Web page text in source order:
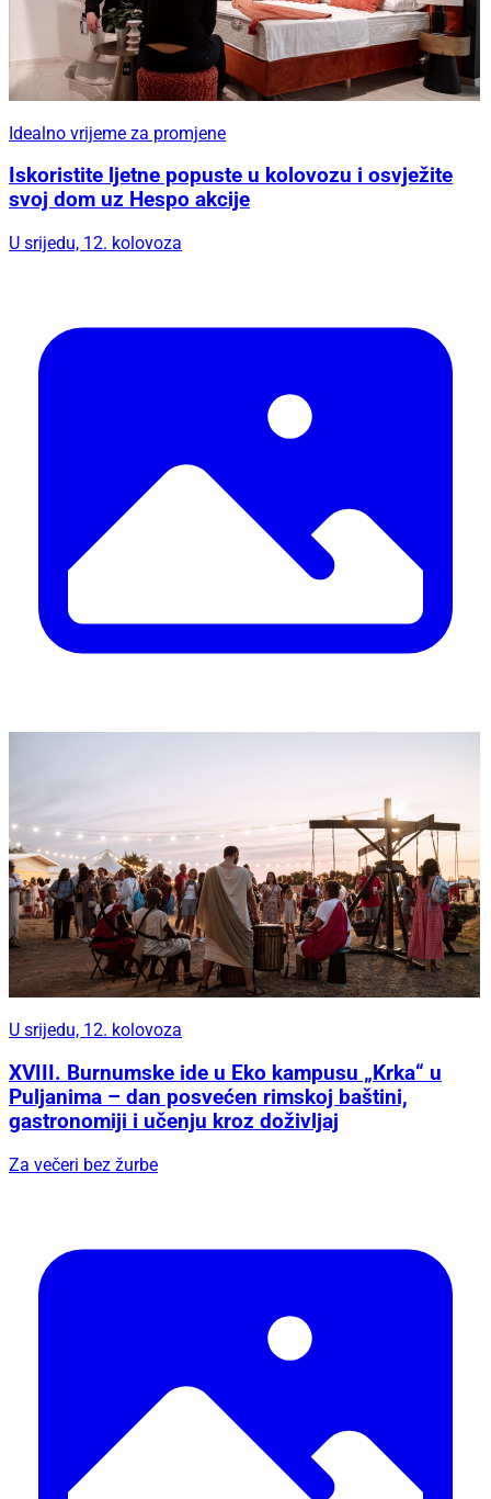
Idealno vrijeme za promjene
Iskoristite ljetne popuste u kolovozu i osvježite
svoj dom uz Hespo akcije
U srijedu, 12. kolovoza
U srijedu, 12. kolovoza
XVIII. Burnumske ide u Eko kampusu „Krka“ u
Puljanima – dan posvećen rimskoj baštini,
gastronomiji i učenju kroz doživljaj
Za večeri bez žurbe